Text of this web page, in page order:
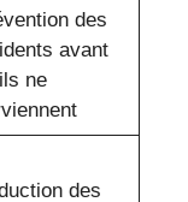
des
avant
ne
des